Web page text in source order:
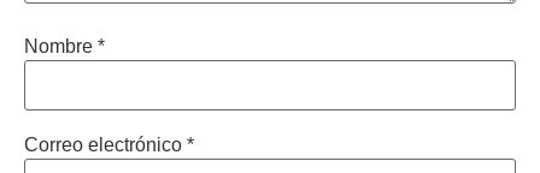
Nombre *
Correo electrónico *